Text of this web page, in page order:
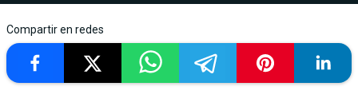
Compartir en redes